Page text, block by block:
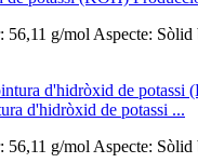
g/mol Aspecte: Sòlid
d'hidròxid de potassi ...
g/mol Aspecte: Sòlid